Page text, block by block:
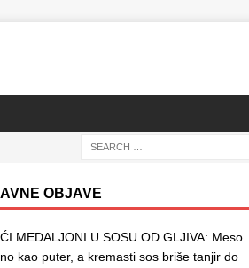
OBJAVE
MEDALJONI U SOSU OD GLJIVA: Meso
kao puter, a kremasti sos briše tanjir do